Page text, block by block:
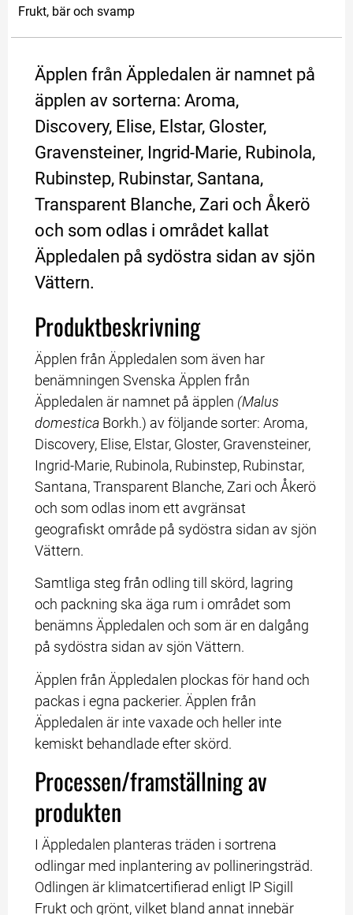
Frukt, bär och svamp
Äpplen från Äppledalen är namnet på
äpplen av sorterna: Aroma,
Discovery, Elise, Elstar, Gloster,
Gravensteiner, Ingrid-Marie, Rubinola,
Rubinstep, Rubinstar, Santana,
Transparent Blanche, Zari och Åkerö
och som odlas i området kallat
Äppledalen på sydöstra sidan av sjön
Vättern.
Produktbeskrivning
Äpplen från Äppledalen som även har
benämningen Svenska Äpplen från
Äppledalen är namnet på äpplen (Malus
domestica Borkh.) av följande sorter: Aroma,
Discovery, Elise, Elstar, Gloster, Gravensteiner,
Ingrid-Marie, Rubinola, Rubinstep, Rubinstar,
Santana, Transparent Blanche, Zari och Åkerö
och som odlas inom ett avgränsat
geografiskt område på sydöstra sidan av sjön
Vättern.
Samtliga steg från odling till skörd, lagring
och packning ska äga rum i området som
benämns Äppledalen och som är en dalgång
på sydöstra sidan av sjön Vättern.
Äpplen från Äppledalen plockas för hand och
packas i egna packerier. Äpplen från
Äppledalen är inte vaxade och heller inte
kemiskt behandlade efter skörd.
Processen/framställning av
produkten
I Äppledalen planteras träden i sortrena
odlingar med inplantering av pollineringsträd.
Odlingen är klimatcertifierad enligt lP Sigill
Frukt och grönt, vilket bland annat innebär